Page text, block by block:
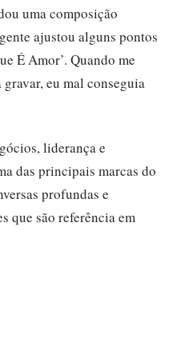
uma composição
ajustou alguns pontos
É Amor’. Quando me
eu mal conseguia
liderança e
das principais marcas do
profundas e
que são referência em